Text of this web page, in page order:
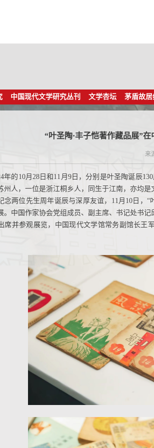
中国现代文学研究丛刊 文学杏坛 茅盾故居
“叶圣陶·丰子恺著作藏品展”
来
年的10月28日和11月9日，分别是叶圣陶诞辰
州人，一位是浙江桐乡人，同生于江南，亦均
念两位先生周年诞辰与深厚友谊，11月10日，
。中国作家协会党组成员、副主席、书记处书
席并参观展览，中国现代文学馆常务副馆长王